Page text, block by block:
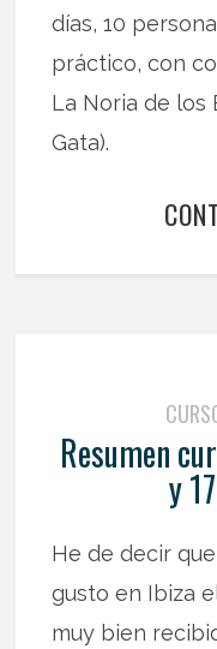
días, 10
práctico, con
La Noria de los
Gata).
Resumen
y
He de decir
gusto en Ibiza
muy bien